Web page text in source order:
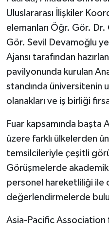
Uluslararası İlişkiler
elemanları Öğr. Gör.
Gör. Sevil Devamoğlu
Ajansı tarafından
pavilyonunda kurulan
standında üniversitenin
olanakları ve iş birliği
Fuar kapsamında başta
üzere farklı ülkelerden
temsilcileriyle çeşitli
Görüşmelerde
personel hareketliliği ile
değerlendirmelerde
Asia-Pacific Association